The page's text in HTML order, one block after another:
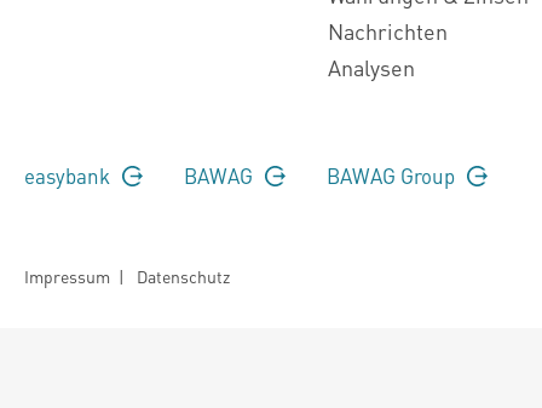
Nachrichten
Analysen
easybank BAWAG BAWAG Group
Impressum | Datenschutz